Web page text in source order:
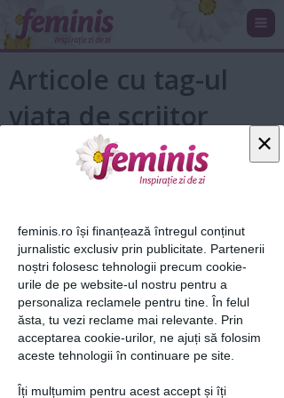
×
feminis.ro își finanțează întregul conținut
jurnalistic exclusiv prin publicitate. Partenerii
noștri folosesc tehnologii precum cookie-
urile de pe website-ul nostru pentru a
personaliza reclamele pentru tine. În felul
ăsta, tu vezi reclame mai relevante. Prin
acceptarea cookie-urilor, ne ajuți să folosim
aceste tehnologii în continuare pe site.
Îți mulțumim pentru acest accept și îți
Articole cu tag-ul
viata de scriitor
7 sfaturi dacă vrei să scrii o poveste
emoționantă
18 sep 2020